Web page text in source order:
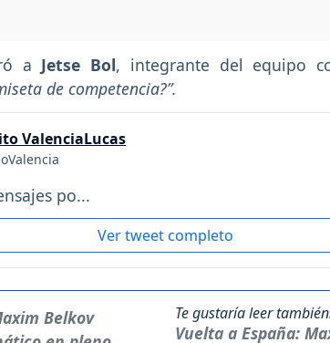
a Jetse Bol, integrante del equipo
de competencia?”.
ValenciaLucas
po...
Ver tweet completo
Te gustaría leer
Vuelta a España: